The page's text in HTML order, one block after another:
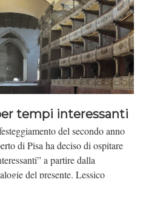
tempi interessanti
del secondo anno
di Pisa ha deciso di ospitare
a partire dalla
del presente. Lessico
di Federico Zappino,